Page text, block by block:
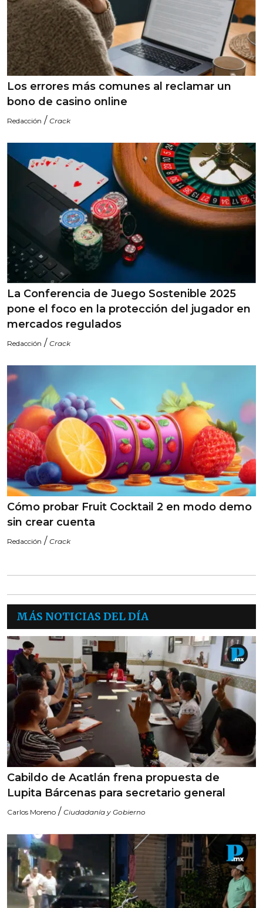
Los errores más comunes al reclamar un
bono de casino online
Redacción / Crack
La Conferencia de Juego Sostenible 2025
pone el foco en la protección del jugador en
mercados regulados
Redacción / Crack
Cómo probar Fruit Cocktail 2 en modo demo
sin crear cuenta
Redacción / Crack
MÁS NOTICIAS DEL DÍA
Cabildo de Acatlán frena propuesta de
Lupita Bárcenas para secretario general
Carlos Moreno / Ciudadanía y Gobierno